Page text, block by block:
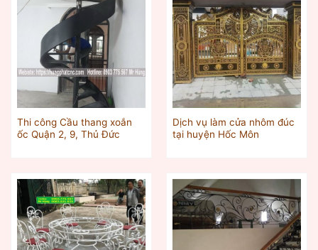
Thi công Cầu thang xoắn
ốc Quận 2, 9, Thủ Đức
Dịch vụ làm cửa nhôm đúc
tại huyện Hốc Môn